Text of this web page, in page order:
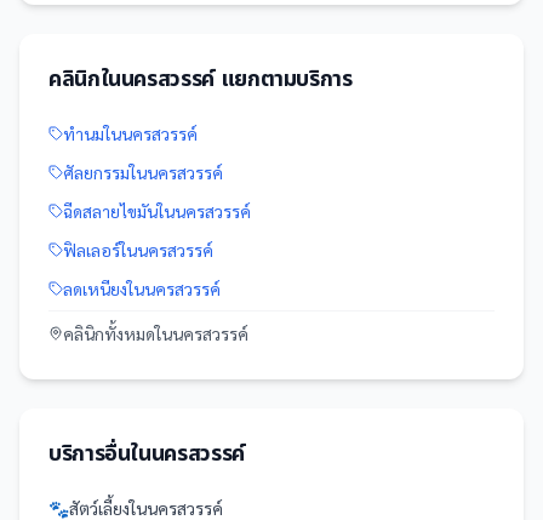
คลินิกในนครสวรรค์แยกตามบริการ
ทำนมในนครสวรรค์
ศัลยกรรมในนครสวรรค์
ฉีดสลายไขมันในนครสวรรค์
ฟิลเลอร์ในนครสวรรค์
ลดเหนียงในนครสวรรค์
คลินิกทั้งหมดในนครสวรรค์
บริการอื่นในนครสวรรค์
🐾สัตว์เลี้ยงในนครสวรรค์